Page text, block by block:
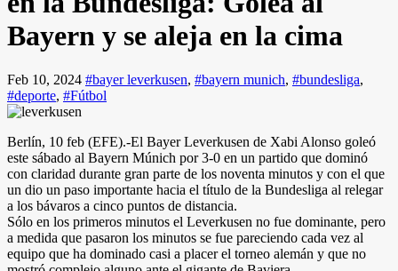
Bayern y se aleja en la cima
Feb 10, 2024 #bayer leverkusen, #bayern munich, #bundesliga,
#deporte, #Fútbol
Berlín, 10 feb (EFE).-El Bayer Leverkusen de Xabi Alonso goleó
este sábado al Bayern Múnich por 3-0 en un partido que dominó
con claridad durante gran parte de los noventa minutos y con el que
un dio un paso importante hacia el título de la Bundesliga al relegar
a los bávaros a cinco puntos de distancia.
Sólo en los primeros minutos el Leverkusen no fue dominante, pero
a medida que pasaron los minutos se fue pareciendo cada vez al
equipo que ha dominado casi a placer el torneo alemán y que no